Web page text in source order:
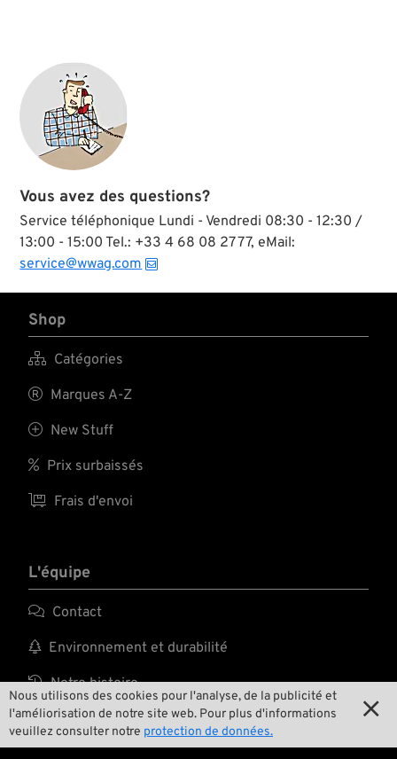
Nous utilisons des cookies pour l'analyse, de la publicité et
l'améliorisation de notre site web. Pour plus d'informations
veuillez consulter notre protection de données.

Vous avez des questions?
Service téléphonique Lundi - Vendredi 08:30 - 12:30 /
13:00 - 15:00 Tel.: +33 4 68 08 27 77, eMail:
service@wwag.com
Shop
 Catégories
 Marques A-Z
 New Stuff
 Prix surbaissés
 Frais d'envoi
L'équipe
 Contact
 Environnement et durabilité
 Notre histoire
 Wrecking Crew